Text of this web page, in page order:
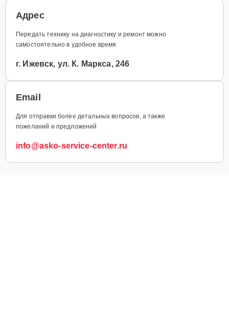
Адрес
Передать технику на диагностику и ремонт можно
самостоятельно в удобное время
г. Ижевск, ул. К. Маркса, 246
Email
Для отправки более детальных вопросов, а также
пожеланий и предложений
info@asko-service-center.ru